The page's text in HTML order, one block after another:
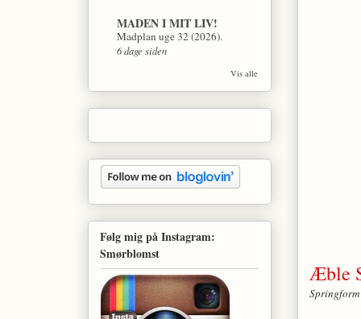
Æble
MADEN I MIT LIV!
Madplan uge 32 (2026).
6 dage siden
Vis alle
Følg mig på Instagram:
Smørblomst